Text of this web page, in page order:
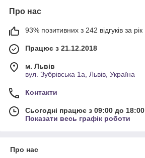
Про нас
93% позитивних з 242 відгуків за рік
Працює з 21.12.2018
м. Львів
вул. Зубрівська 1а, Львів, Україна
Контакти
Сьогодні працює з 09:00 до 18:00
Показати весь графік роботи
Про нас